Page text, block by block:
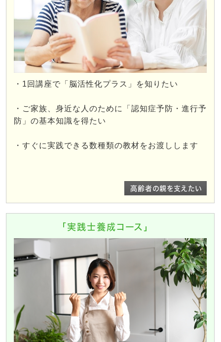
・1回講座で「脳活性化プラス」を知りたい
・ご家族、身近な人のために「認知症予防・進行予
防」の基本知識を得たい
・すぐに実践できる数種類の教材をお渡しします
高齢者の親を支えたい
「実践士養成コース」